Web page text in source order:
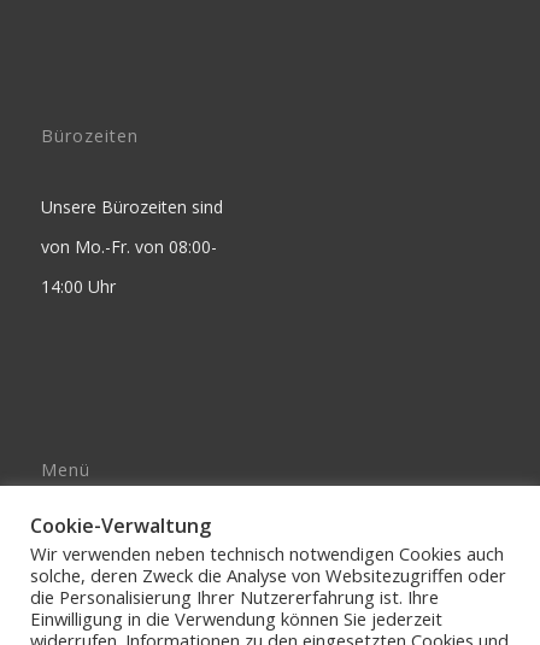
Bürozeiten
Unsere Bürozeiten sind
von Mo.-Fr. von 08:00-
14:00 Uhr
Menü
AGB’s
DATENSCHUTZERKLÄRUNG
Cookie-Verwaltung
Wir verwenden neben technisch notwendigen Cookies auch
solche, deren Zweck die Analyse von Websitezugriffen oder
die Personalisierung Ihrer Nutzererfahrung ist. Ihre
Einwilligung in die Verwendung können Sie jederzeit
widerrufen. Informationen zu den eingesetzten Cookies und